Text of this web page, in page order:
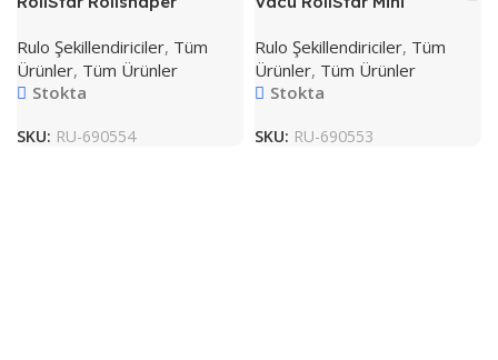
Rulo Şekillendiriciler, Tüm
Ürünler, Tüm Ürünler
Stokta
SKU: RU-690554
Rulo Şekillendiriciler, Tüm
Ürünler, Tüm Ürünler
Stokta
SKU: RU-690553